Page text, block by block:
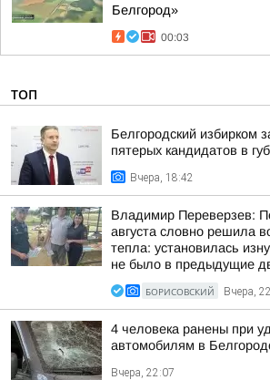
Белгород»
00:03
ТОП
Белгородский избирком
пятерых кандидатов в
Вчера, 18:42
Владимир Переверзев:
августа словно решила
тепла: установилась
не было в предыдущие
БОРИСОВСКИЙ Вчера,
4 человека ранены при
автомобилям в
Вчера, 22:07